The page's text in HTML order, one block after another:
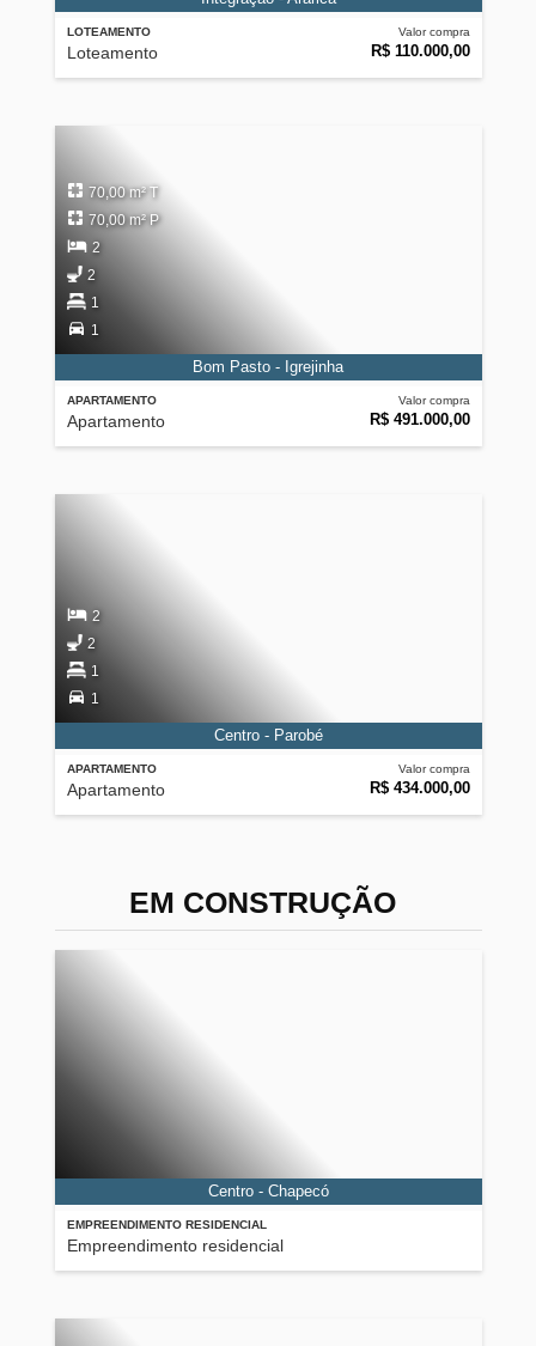
LOTEAMENTO
Loteamento
Valor compra
R$ 110.000,00
APARTAMENTO
Apartamento
Valor compra
R$ 491.000,00
70,00 m² T
70,00 m² P
2
2
1
1
Bom Pasto - Igrejinha
APARTAMENTO
Apartamento
Valor compra
R$ 434.000,00
2
2
1
1
Centro - Parobé
EM CONSTRUÇÃO
EMPREENDIMENTO RESIDENCIAL
Empreendimento residencial
Centro - Chapecó